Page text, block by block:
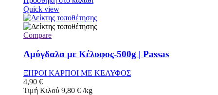
Quick view
Compare
Αμύγδαλα με Κέλυφος-500g | Passas
ΞΗΡΟΙ ΚΑΡΠΟΙ ΜΕ ΚΕΛΥΦΟΣ
4,90 €
Τιμή Κιλού 9,80 € /kg